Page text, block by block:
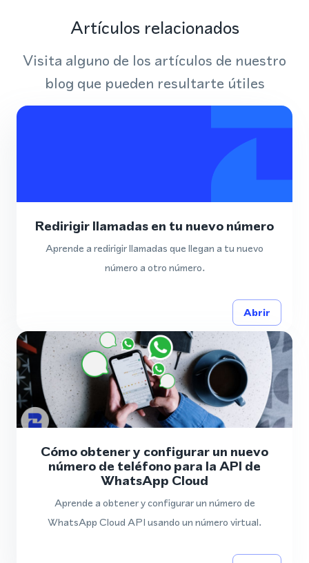
Artículos relacionados
Visita alguno de los artículos de nuestro
blog que pueden resultarte útiles
Redirigir llamadas en tu nuevo número
Aprende a redirigir llamadas que llegan a tu nuevo
número a otro número.
Abrir
Cómo obtener y configurar un nuevo
número de teléfono para la API de
WhatsApp Cloud
Aprende a obtener y configurar un número de
WhatsApp Cloud API usando un número virtual.